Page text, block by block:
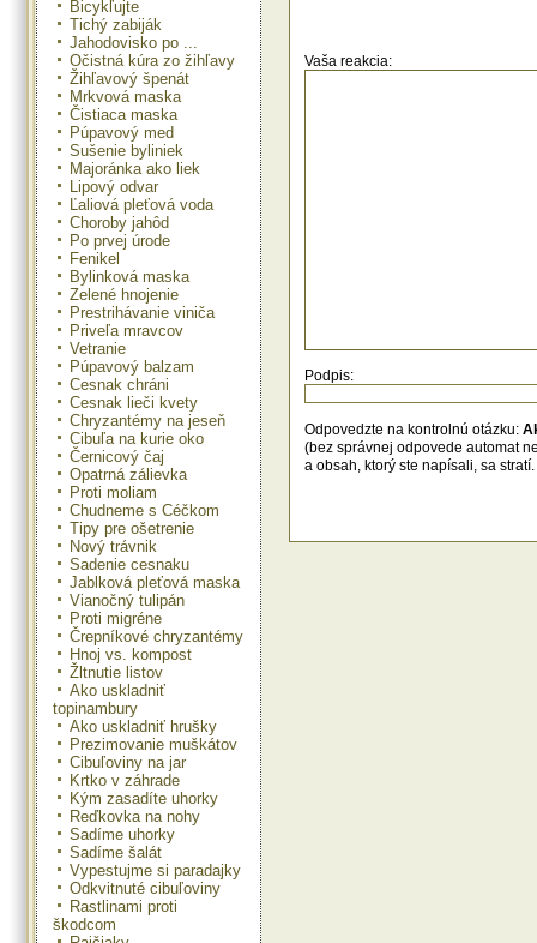
Bicykľujte
Tichý zabiják
Jahodovisko po ...
Očistná kúra zo žihľavy
Žihľavový špenát
Mrkvová maska
Čistiaca maska
Púpavový med
Sušenie byliniek
Majoránka ako liek
Lipový odvar
Ľaliová pleťová voda
Choroby jahôd
Po prvej úrode
Fenikel
Bylinková maska
Zelené hnojenie
Prestrihávanie viniča
Priveľa mravcov
Vetranie
Púpavový balzam
Cesnak chráni
Cesnak lieči kvety
Chryzantémy na jeseň
Cibuľa na kurie oko
Černicový čaj
Opatrná zálievka
Proti moliam
Chudneme s Céčkom
Tipy pre ošetrenie
Nový trávnik
Sadenie cesnaku
Jablková pleťová maska
Vianočný tulipán
Proti migréne
Črepníkové chryzantémy
Hnoj vs. kompost
Žltnutie listov
Ako uskladniť
topinambury
Ako uskladniť hrušky
Prezimovanie muškátov
Cibuľoviny na jar
Krtko v záhrade
Kým zasadíte uhorky
Reďkovka na nohy
Sadíme uhorky
Sadíme šalát
Vypestujme si paradajky
Odkvitnuté cibuľoviny
Rastlinami proti
škodcom
Vaša reakcia:
Podpis:
Odpovedzte na kontrolnú otázku:
(bez správnej odpovede automat
a obsah, ktorý ste napísali, sa